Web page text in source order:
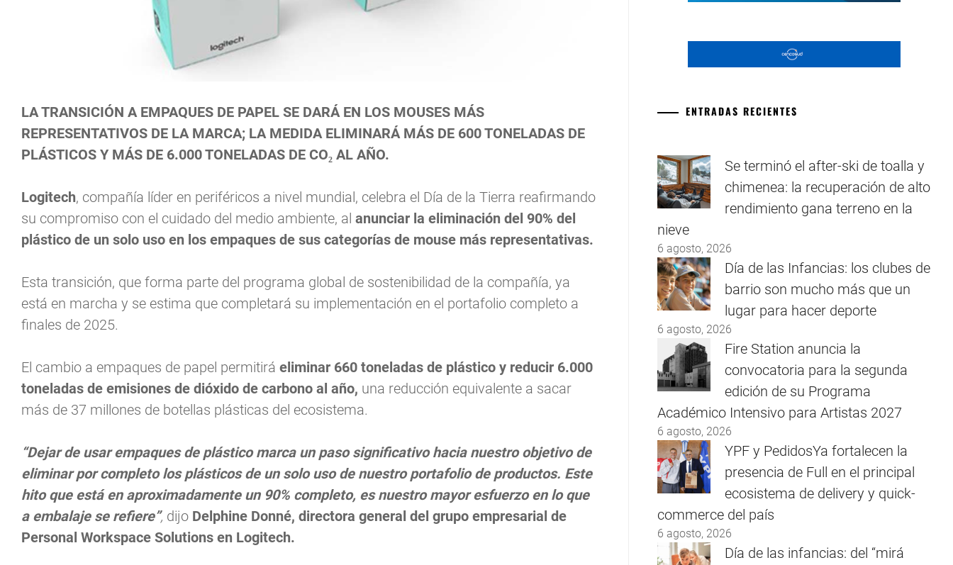
LA TRANSICIÓN A EMPAQUES DE PAPEL SE DARÁ EN LOS MOUSES MÁS
REPRESENTATIVOS DE LA MARCA; LA MEDIDA ELIMINARÁ MÁS DE 600 TONELADAS DE
PLÁSTICOS Y MÁS DE 6.000 TONELADAS DE CO₂ AL AÑO.
Logitech, compañía líder en periféricos a nivel mundial, celebra el Día de la Tierra reafirmando
su compromiso con el cuidado del medio ambiente, al anunciar la eliminación del 90% del
plástico de un solo uso en los empaques de sus categorías de mouse más representativas.
Esta transición, que forma parte del programa global de sostenibilidad de la compañía, ya
está en marcha y se estima que completará su implementación en el portafolio completo a
finales de 2025.
El cambio a empaques de papel permitirá eliminar 660 toneladas de plástico y reducir 6.000
toneladas de emisiones de dióxido de carbono al año, una reducción equivalente a sacar
más de 37 millones de botellas plásticas del ecosistema.
“Dejar de usar empaques de plástico marca un paso significativo hacia nuestro objetivo de
eliminar por completo los plásticos de un solo uso de nuestro portafolio de productos. Este
hito que está en aproximadamente un 90% completo, es nuestro mayor esfuerzo en lo que
a embalaje se refiere”, dijo Delphine Donné, directora general del grupo empresarial de
Personal Workspace Solutions en Logitech.
ENTRADAS RECIENTES
Se terminó el after-ski de toalla y
chimenea: la recuperación de alto
rendimiento gana terreno en la
nieve
6 agosto, 2026
Día de las Infancias: los clubes de
barrio son mucho más que un
lugar para hacer deporte
6 agosto, 2026
Fire Station anuncia la
convocatoria para la segunda
edición de su Programa
Académico Intensivo para Artistas 2027
6 agosto, 2026
YPF y PedidosYa fortalecen la
presencia de Full en el principal
ecosistema de delivery y quick-
commerce del país
6 agosto, 2026
Día de las infancias: del “mirá